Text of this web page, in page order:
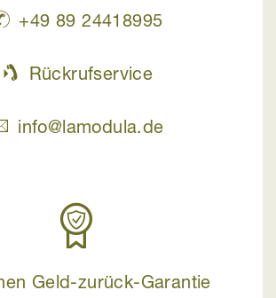
+49 89 24418995
Rückrufservice
info@lamodula.de
Geld-zurück-Garantie